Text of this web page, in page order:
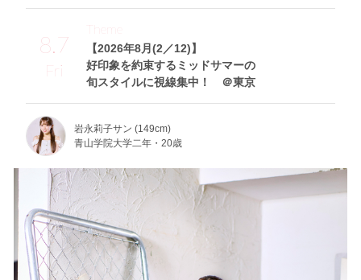
8.7
Fri
【2026年8月(2／12)】
好印象を約束するミッドサマーの
旬スタイルに視線集中！ ＠東京
Theme
岩永莉子サン (149cm)
青山学院大学二年・20歳